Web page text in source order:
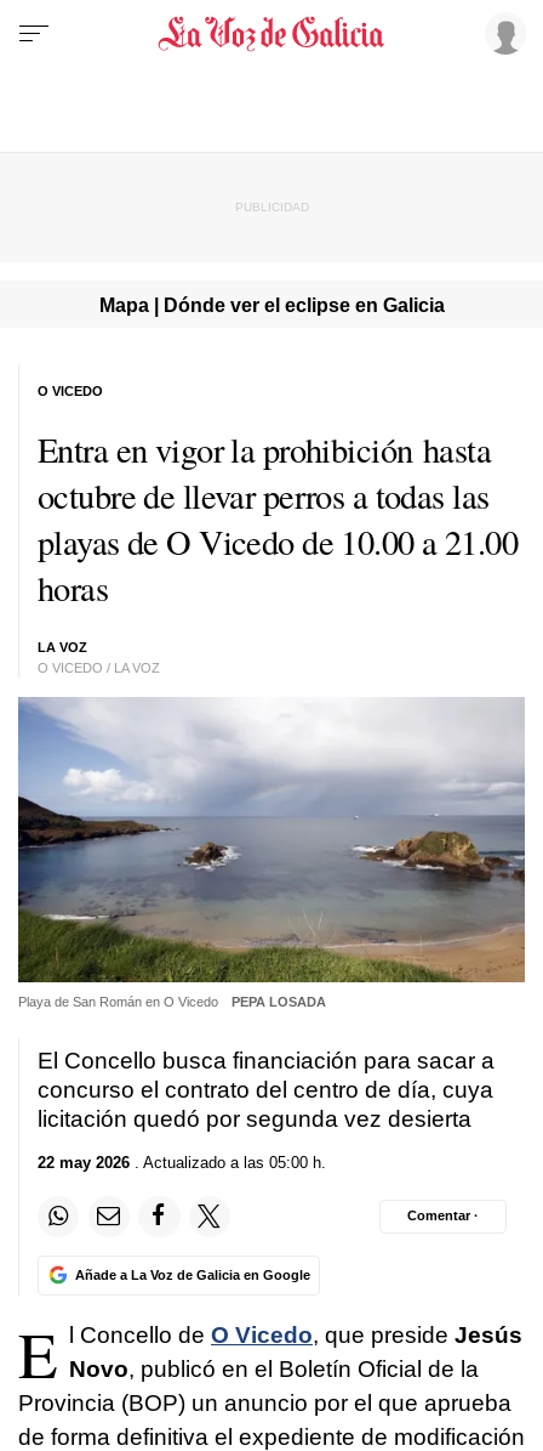
Mapa | Dónde ver el eclipse en Galicia
Entra en vigor la prohibición hasta
octubre de llevar perros a todas las
playas de O Vicedo de 10.00 a 21.00
horas
LA VOZ
O VICEDO / LA VOZ
O VICEDO
Playa de San Román en O Vicedo PEPA LOSADA
El Concello busca financiación para sacar a
concurso el contrato del centro de día, cuya
licitación quedó por segunda vez desierta
22 may 2026 . Actualizado a las 05:00 h.
Añade a La Voz de Galicia en Google
Comentar ·
E l Concello de O Vicedo, que preside Jesús
Novo, publicó en el Boletín Oficial de la
Provincia (BOP) un anuncio por el que aprueba
de forma definitiva el expediente de modificación